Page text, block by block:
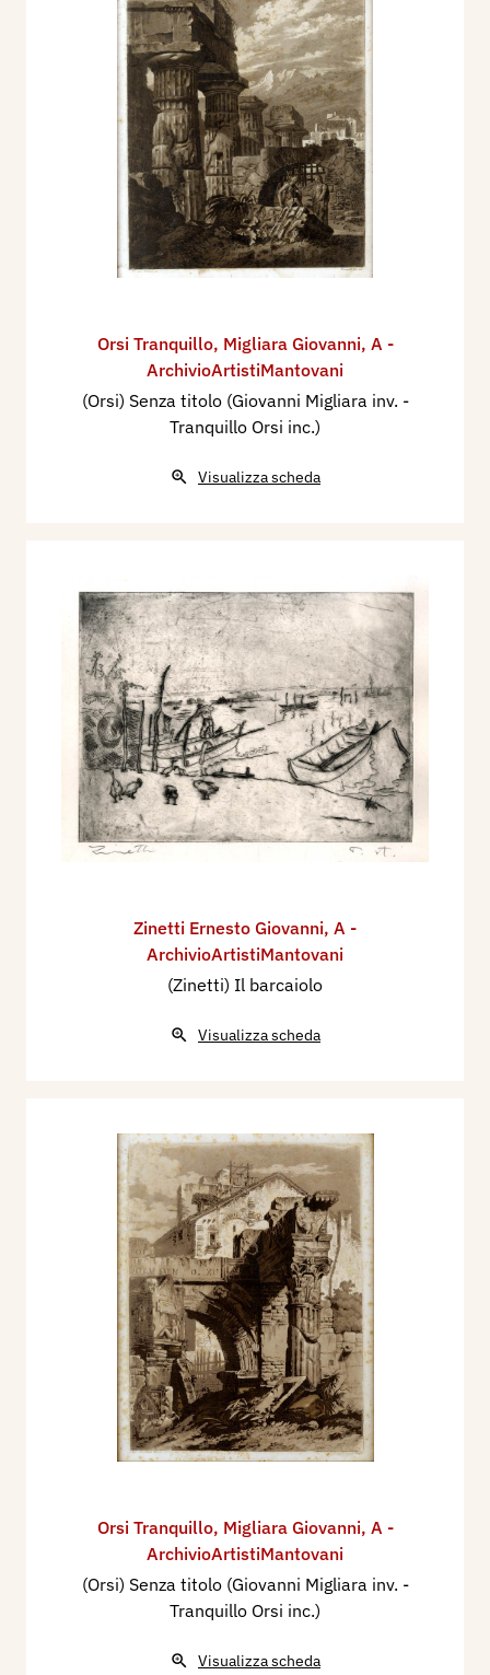
Orsi Tranquillo, Migliara Giovanni, A -
ArchivioArtistiMantovani
(Orsi) Senza titolo (Giovanni Migliara inv. -
Tranquillo Orsi inc.)
Visualizza scheda
Zinetti Ernesto Giovanni, A -
ArchivioArtistiMantovani
(Zinetti) Il barcaiolo
Visualizza scheda
Orsi Tranquillo, Migliara Giovanni, A -
ArchivioArtistiMantovani
(Orsi) Senza titolo (Giovanni Migliara inv. -
Tranquillo Orsi inc.)
Visualizza scheda